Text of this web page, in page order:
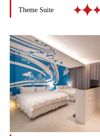
Theme Suite